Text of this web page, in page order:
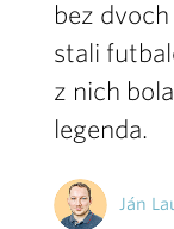
bez
stali
z nich
legenda.
Ján